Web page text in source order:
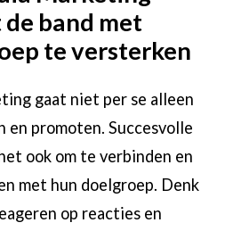
band met
te versterken
gaat niet per se alleen
en promoten. Succesvolle
ook om te verbinden en
met hun doelgroep. Denk
op reacties en